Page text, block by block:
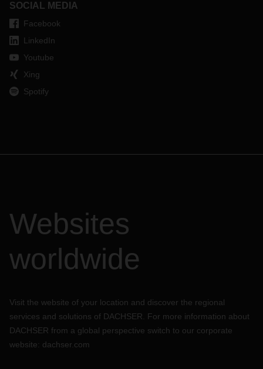
SOCIAL MEDIA
Facebook
LinkedIn
Youtube
Xing
Spotify
Websites
worldwide
Visit the website of your location and discover the regional
services and solutions of DACHSER. For more information about
DACHSER from a global perspective switch to our corporate
website: dachser.com